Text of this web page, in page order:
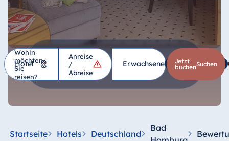
Wohin
möchten
Sie
reisen?
*
Hotel
Anreise
/
Abreise
Erwachsene 1 Kinder
Jetzt
buchen suchen
Startseite Hotels Deutschland
Bad